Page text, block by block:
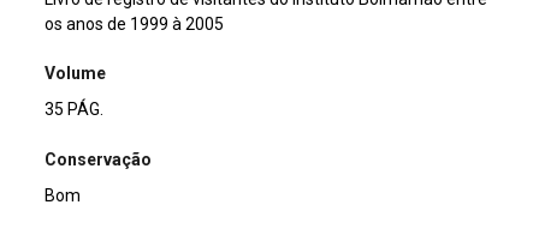
os anos de 1999 à 2005
Volume
35 PÁG.
Conservação
Bom